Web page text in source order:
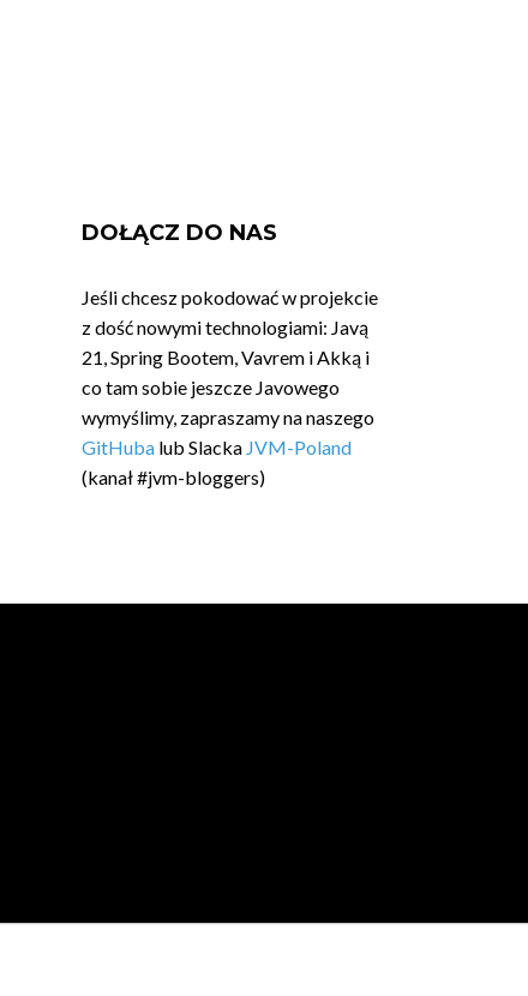
DOŁĄCZ DO NAS
Jeśli chcesz pokodować w projekcie
z dość nowymi technologiami: Javą
21, Spring Bootem, Vavrem i Akką i
co tam sobie jeszcze Javowego
wymyślimy, zapraszamy na naszego
GitHuba lub Slacka JVM-Poland
(kanał #jvm-bloggers)